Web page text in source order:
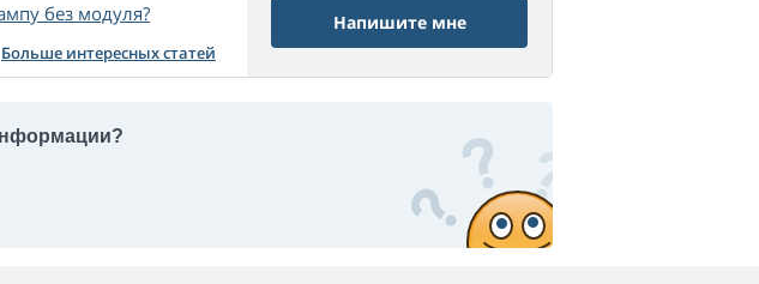
без модуля?
Больше интересных статей
Напишите мне